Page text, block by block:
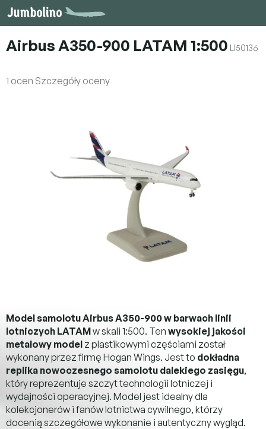
Przejść
do
Airbus A350-900 LATAM 1:500 LI50136
Średnia
1 ocen Szczegóły oceny
Model samolotu Airbus A350-900 w barwach linii
lotniczych LATAMw skali 1:500. Ten wysokiej jakości
metalowy model z plastikowymi częściami został
wykonany przez firmę Hogan Wings. Jest to dokładna
replika nowoczesnego samolotu dalekiego zasięgu,
który reprezentuje szczyt technologii lotniczej i
wydajności operacyjnej. Model jest idealny dla
kolekcjonerów i fanów lotnictwa cywilnego, którzy
docenią szczegółowe wykonanie i autentyczny wygląd.